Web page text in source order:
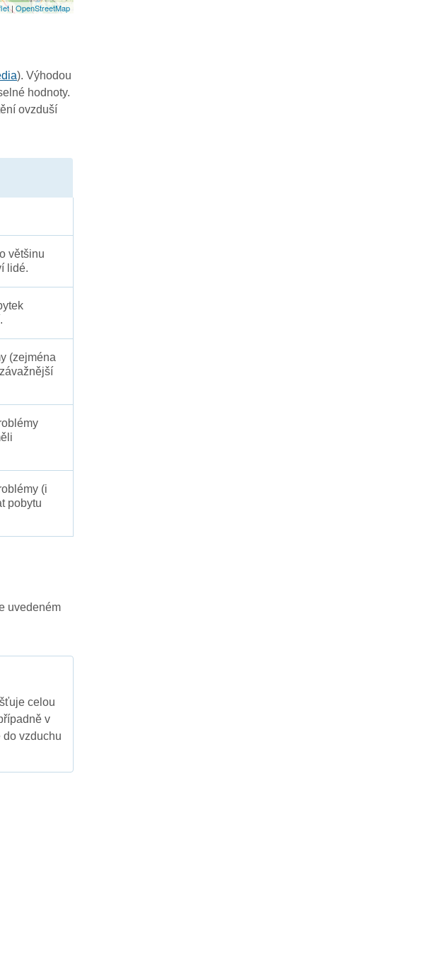
| OpenStreetMap
). Výhodou
hodnoty.
ovzduší
většinu
lidé.
(zejména
(i
pobytu
uvedeném
celou
v
vzduchu